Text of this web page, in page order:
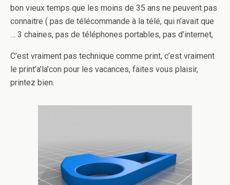
bon vieux temps que les moins de 35 ans ne peuvent pas
connaitre ( pas de télécommande à la télé, qui n’avait que
… 3 chaines, pas de téléphones portables, pas d’internet,
C’est vraiment pas technique comme print, c’est vraiment
le print’a’la’con pour les vacances, faites vous plaisir,
printez bien.